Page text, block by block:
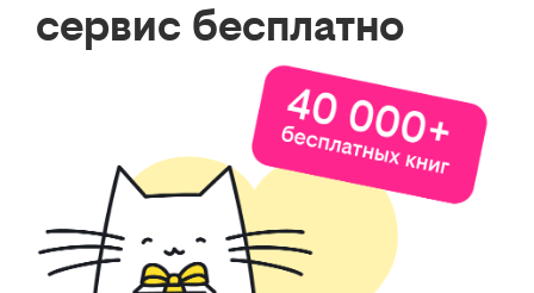
сервис бесплатно